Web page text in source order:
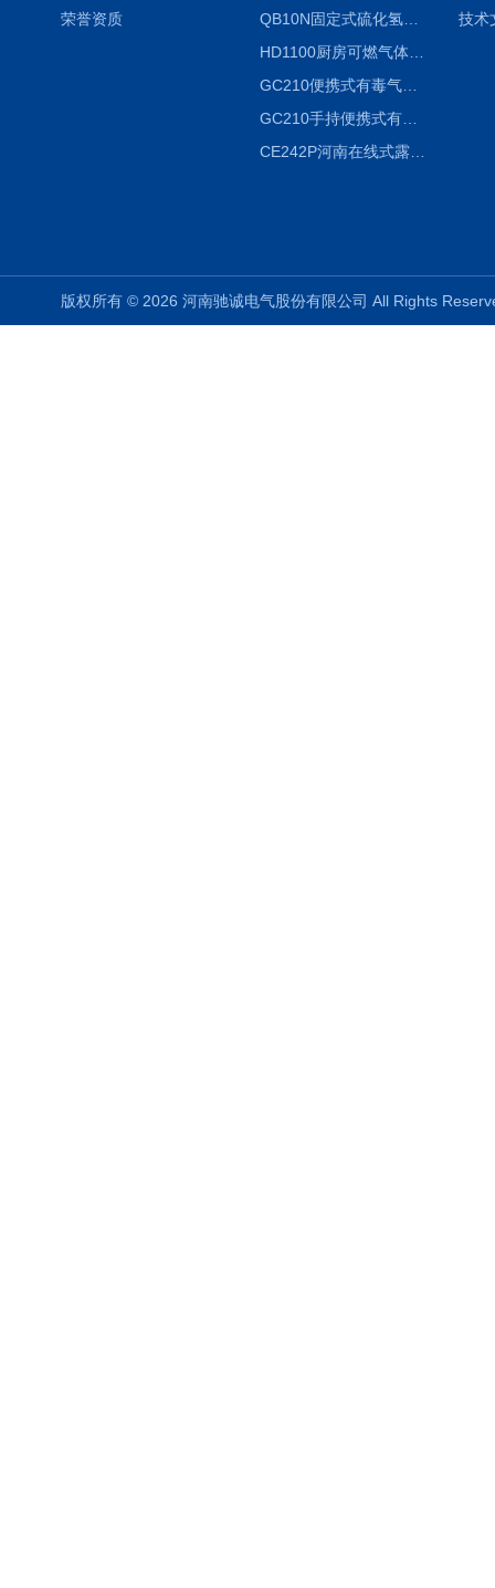
荣誉资质
QB10N固定式硫化氢气体检测仪H2S气体泄漏探头
HD1100厨房可燃气体泄漏浓度探测器天然气检测仪
GC210便携式有毒气体浓度探测器氨气检测仪养殖场
GC210手持便携式有毒CL2气体探测器氯气检测仪
CE242P河南在线式露点仪
技术
版权所有 © 2026 河南驰诚电气股份有限公司 All Rights